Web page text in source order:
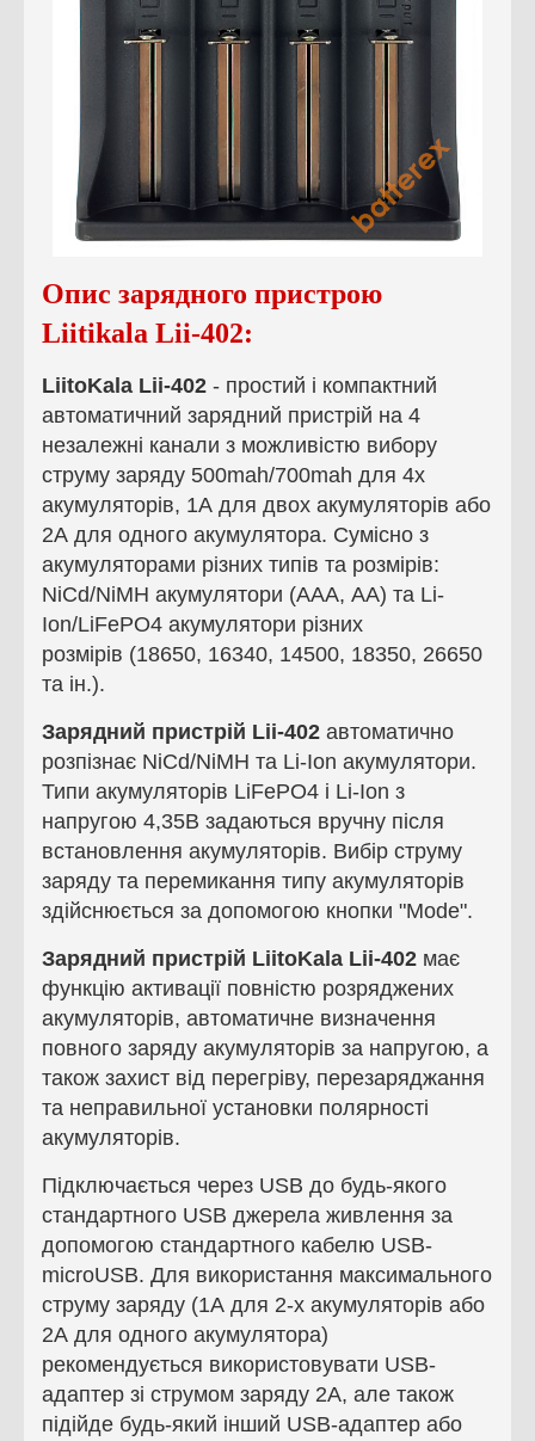
Опис зарядного пристрою
Liitikala Lii-402:
LiitoKala Lii-402 - простий і компактний
автоматичний зарядний пристрій на 4
незалежні канали з можливістю вибору
струму заряду 500mah/700mah для 4х
акумуляторів, 1А для двох акумуляторів або
2А для одного акумулятора. Сумісно з
акумуляторами різних типів та розмірів:
NiCd/NiMH акумулятори (ААА, АА) та Li-
Ion/LiFePO4 акумулятори різних
розмірів (18650, 16340, 14500, 18350, 26650
та ін.).
Зарядний пристрій Lii-402 автоматично
розпізнає NiCd/NiMH та Li-Ion акумулятори.
Типи акумуляторів LiFePO4 і Li-Ion з
напругою 4,35В задаються вручну після
встановлення акумуляторів. Вибір струму
заряду та перемикання типу акумуляторів
здійснюється за допомогою кнопки "Mode".
Зарядний пристрій LiitoKala Lii-402 має
функцію активації повністю розряджених
акумуляторів, автоматичне визначення
повного заряду акумуляторів за напругою, а
також захист від перегріву, перезаряджання
та неправильної установки полярності
акумуляторів.
Підключається через USB до будь-якого
стандартного USB джерела живлення за
допомогою стандартного кабелю USB-
microUSB. Для використання максимального
струму заряду (1А для 2-х акумуляторів або
2А для одного акумулятора)
рекомендується використовувати USB-
адаптер зі струмом заряду 2A, але також
підійде будь-який інший USB-адаптер або